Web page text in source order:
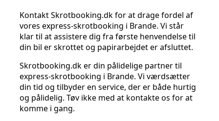
Kontakt Skrotbooking.dk for at drage fordel af
vores express-skrotbooking i Brande. Vi står
klar til at assistere dig fra første henvendelse til
din bil er skrottet og papirarbejdet er afsluttet.
Skrotbooking.dk er din pålidelige partner til
express-skrotbooking i Brande. Vi værdsætter
din tid og tilbyder en service, der er både hurtig
og pålidelig. Tøv ikke med at kontakte os for at
komme i gang.